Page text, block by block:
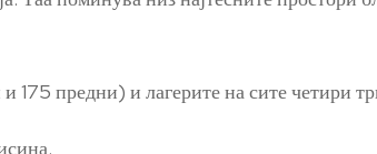
175 предни) и лагерите на сите четири